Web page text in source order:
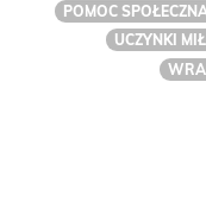
POMOC
UCZYNKI